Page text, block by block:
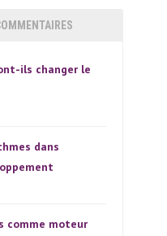
ils changer le
dans
comme moteur